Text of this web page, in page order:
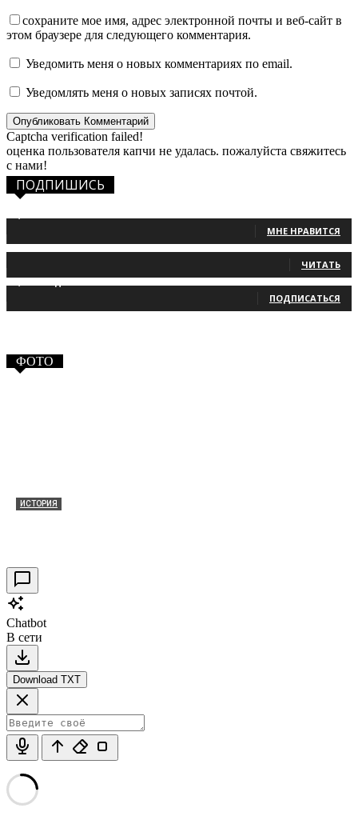
сохраните мое имя, адрес электронной почты и веб-сайт в
этом браузере для следующего комментария.
Уведомить меня о новых комментариях по email.
Уведомлять меня о новых записях почтой.
Captcha verification failed!
оценка пользователя капчи не удалась. пожалуйста свяжитесь
с нами!
ПОДПИШИСЬ
МНЕ НРАВИТСЯ
ЧИТАТЬ
ПОДПИСАТЬСЯ
ФОТО
ИСТОРИЯ
Chatbot
В сети
Download TXT